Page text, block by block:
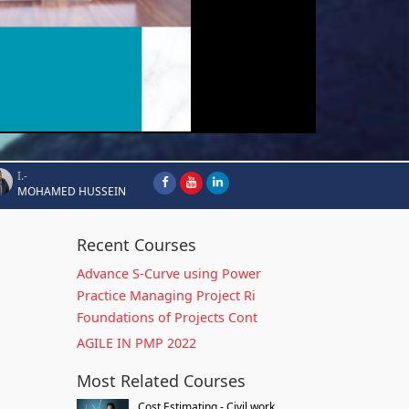
I.-
MOHAMED HUSSEIN
Recent Courses
Advance S-Curve using Power
Practice Managing Project Ri
Foundations of Projects Cont
AGILE IN PMP 2022
Most Related Courses